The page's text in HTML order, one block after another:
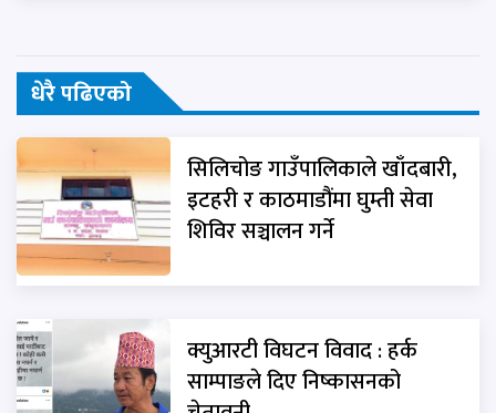
धेरै पढिएको
सिलिचोङ गाउँपालिकाले खाँदबारी,
इटहरी र काठमाडौंमा घुम्ती सेवा
शिविर सञ्चालन गर्ने
क्युआरटी विघटन विवाद : हर्क
साम्पाङले दिए निष्कासनको